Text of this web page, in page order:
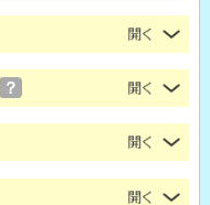
？